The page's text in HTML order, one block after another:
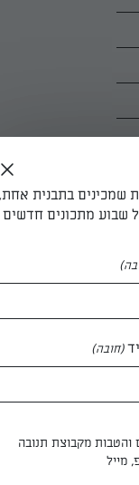
שמכינים בתבנית אחת,
שבוע מתכונים חדשים
(חובה)
והטבות מקבוצת תנובה